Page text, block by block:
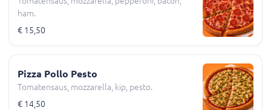
ham.
€ 15,50
Pizza Pollo Pesto
Tomatensaus, mozzarella, kip, pesto.
€ 14,50